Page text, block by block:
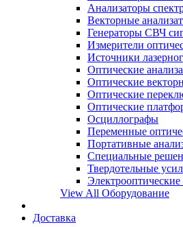
Анализаторы
Векторные
Генераторы СВЧ
Измерители
Источники
Оптические
Оптические
Оптические
Оптические
Осциллографы
Переменные
Портативные
Специальные
Твердотельные
View All Оборудование
Доставка